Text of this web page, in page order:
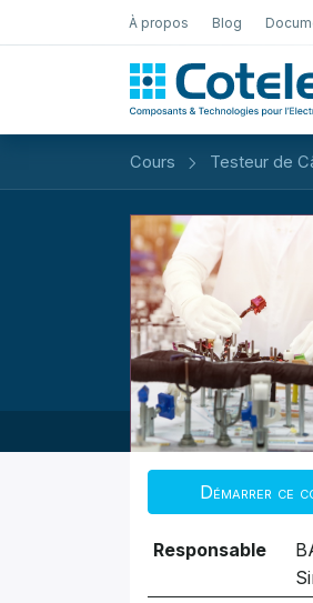
À propos Blog
Cours Testeur de
Démarrer ce
Responsable